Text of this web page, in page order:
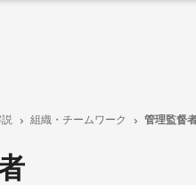
説 組織・チームワーク 管理監督